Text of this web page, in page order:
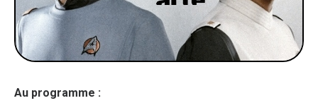
Au programme :